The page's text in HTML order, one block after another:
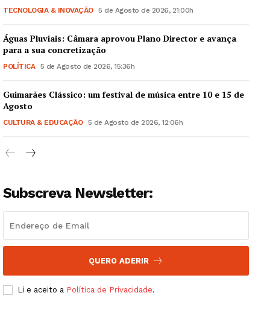
Institucional
Artigos
Edição Digital
TECNOLOGIA & INOVAÇÃO 5 de Agosto de 2026, 21:00h
Águas Pluviais: Câmara aprovou Plano Director e avança
para a sua concretização
POLÍTICA 5 de Agosto de 2026, 15:36h
Guimarães Clássico: um festival de música entre 10 e 15 de
Agosto
CULTURA & EDUCAÇÃO 5 de Agosto de 2026, 12:06h
Subscreva Newsletter:
QUERO ADERIR
Li e aceito a Política de Privacidade.